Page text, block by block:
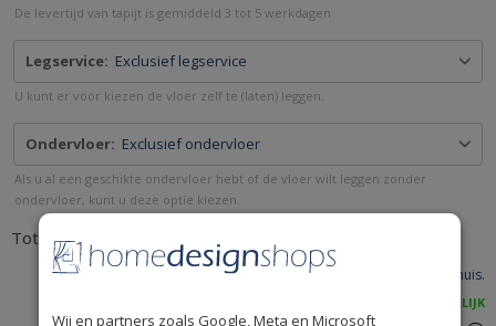
De levertijd van tapijt is gemiddeld 3 tot 5 werkdagen
Legservice: Exclusief legservice
U kunt er voor kiezen de vloer zelf te (laten) leggen.
Ondervloer: Exclusief ondervloer
Als u al een geschikte ondervloer hebt of de vloer wilt leggen zonder
ondervloer, kunt u deze optie kiezen.
Totaal en bestellen
Vandaag besteld, woensdag 12 augustus in huis.
ACHTERAF BETALEN IS MOGELIJK
Wij en partners zoals Google, Meta en Microsoft